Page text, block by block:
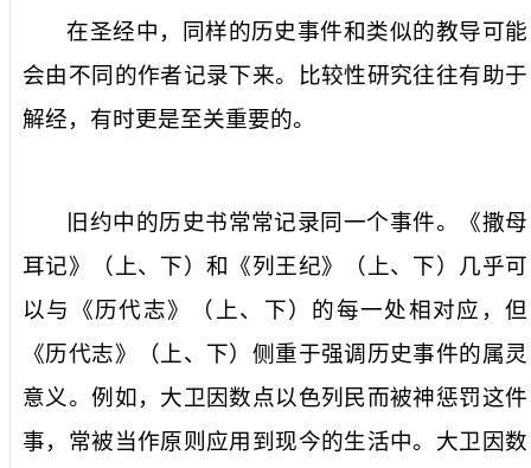
在圣经中，同样的历史事件和类似的教导可能
会由不同的作者记录下来。比较性研究往往有助于
解经，有时更是至关重要的。
旧约中的历史书常常记录同一个事件。《撒母
耳记》（上、下）和《列王纪》（上、下）几乎可
以与《历代志》（上、下）的每一处相对应，但
《历代志》（上、下）侧重于强调历史事件的属灵
意义。例如，大卫因数点以色列民而被神惩罚这件
事，常被当作原则应用到现今的生活中。大卫因数